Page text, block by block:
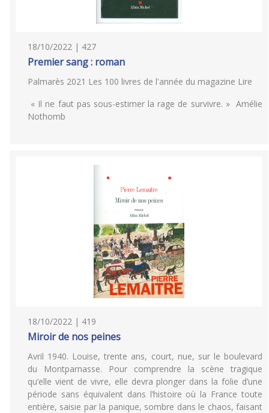
18/10/2022 | 427
Premier sang : roman
Palmarès 2021 Les 100 livres de l'année du magazine Lire
« Il ne faut pas sous-estimer la rage de survivre. » Amélie
Nothomb
18/10/2022 | 419
Miroir de nos peines
Avril 1940. Louise, trente ans, court, nue, sur le boulevard
du Montparnasse. Pour comprendre la scène tragique
qu’elle vient de vivre, elle devra plonger dans la folie d’une
période sans équivalent dans l’histoire où la France toute
entière, saisie par la panique, sombre dans le chaos, faisant